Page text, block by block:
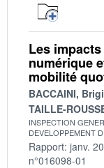
Les
numérique
mobilité
BACCAINI,
TAILLE-
INSPECTION
DEVELOPPEMENT
Rapport: janv.
n°016098-01